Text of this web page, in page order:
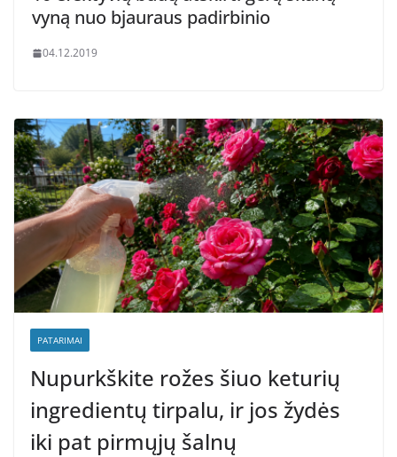
vyną nuo bjauraus padirbinio
04.12.2019
PATARIMAI
Nupurkškite rožes šiuo keturių
ingredientų tirpalu, ir jos žydės
iki pat pirmųjų šalnų